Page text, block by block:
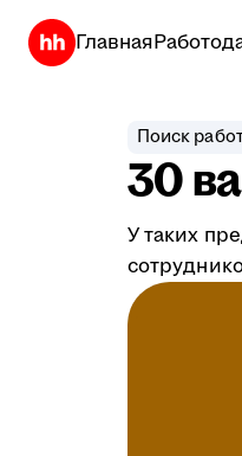
Главная
Поиск
30
У таких